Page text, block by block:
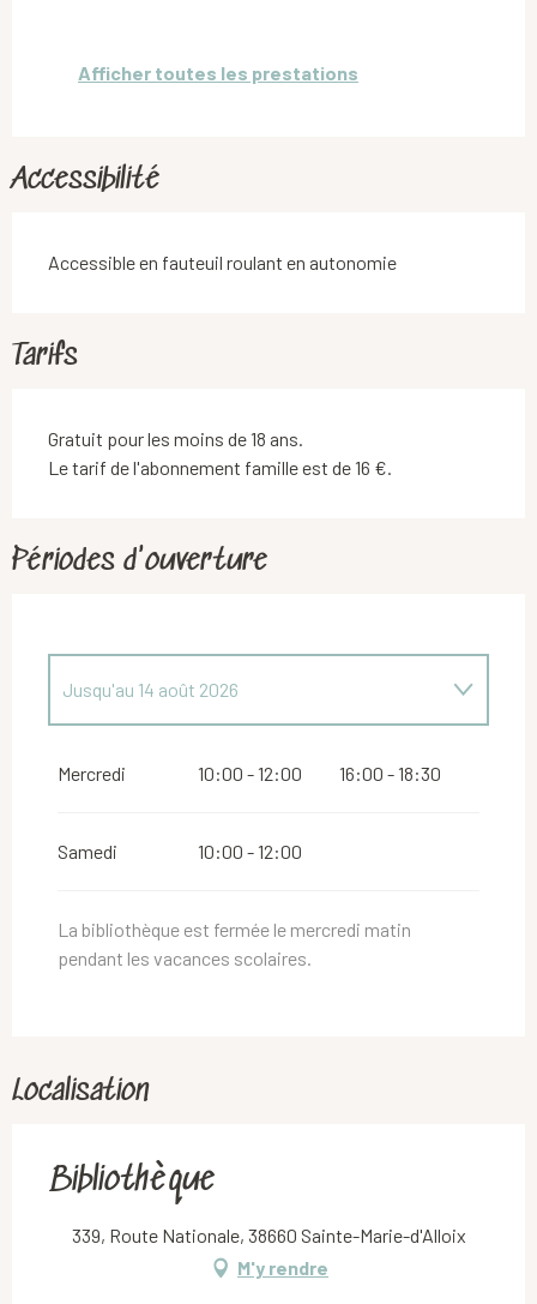
Afficher toutes les prestations
Accessibilité
Accessible en fauteuil roulant en autonomie
Tarifs
Gratuit pour les moins de 18 ans.
Le tarif de l'abonnement famille est de 16 €.
Périodes d'ouverture
Jusqu'au 14 août 2026
Du26 décembre 2026au31 décembre 2026
Mercredi 10:00 - 12:00 16:00 - 18:30
Samedi 10:00 - 12:00
La bibliothèque est fermée le mercredi matin
pendant les vacances scolaires.
Localisation
Bibliothèque
339, Route Nationale, 38660 Sainte-Marie-d'Alloix
M'y rendre